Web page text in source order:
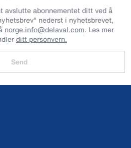
avslutte abonnementet ditt ved å
nederst i nyhetsbrevet,
norge.info@delaval.com. Les mer
ditt personvern.
Send